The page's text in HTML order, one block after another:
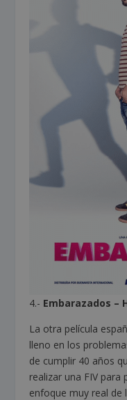
4.- Embarazados –
La otra película
lleno en los
de cumplir 40 años
realizar una FIV para
enfoque muy real de